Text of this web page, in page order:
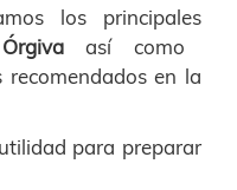
los principales
así como
en la
para preparar